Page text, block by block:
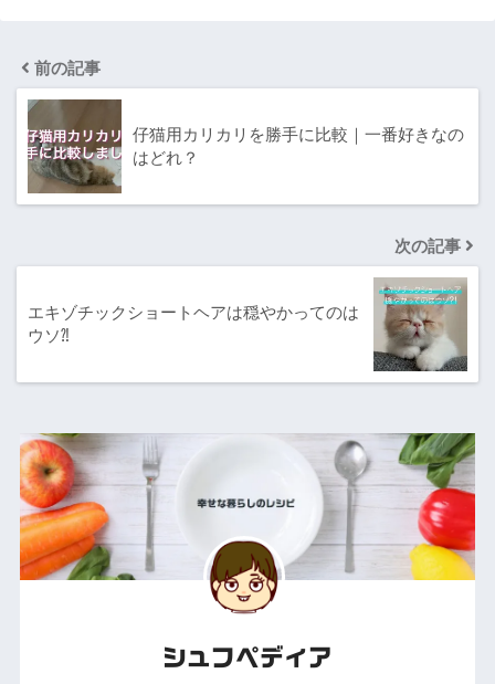
前の記事
仔猫用カリカリを勝手に比較｜一番好きなの
はどれ？
次の記事
エキゾチックショートヘアは穏やかってのは
ウソ⁈
シュフペディア